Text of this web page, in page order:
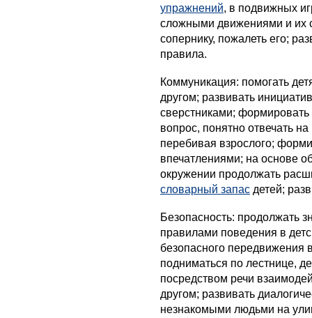
упражнений, в подвижных
сложными движениями и их
сопернику, пожалеть его;
правила.
Коммуникация: помогать
другом; развивать
сверстниками;
вопрос, понятно отвечать
перебивая взрослого;
впечатлениями; на основе
окружении продолжать
словарный запас детей;
Безопасность: продолжать
правилами поведения в
безопасного передвижения
подниматься по лестнице,
посредством речи
другом; развивать
незнакомыми людьми на